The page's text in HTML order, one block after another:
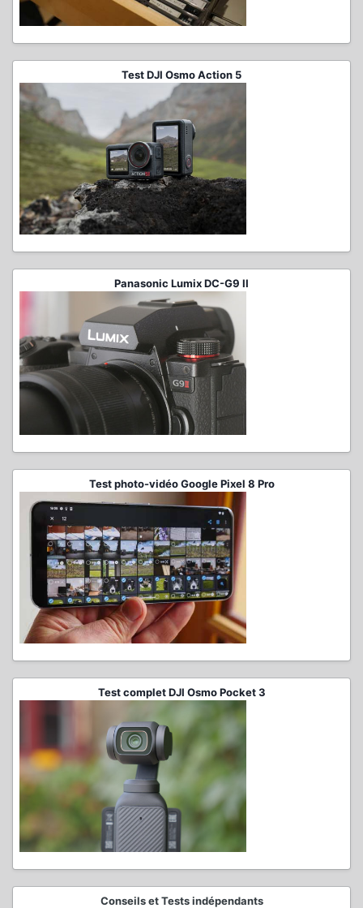
Test DJI Osmo Action 5
Panasonic Lumix DC-G9 II
Test photo-vidéo Google Pixel 8 Pro
Test complet DJI Osmo Pocket 3
Conseils et Tests indépendants